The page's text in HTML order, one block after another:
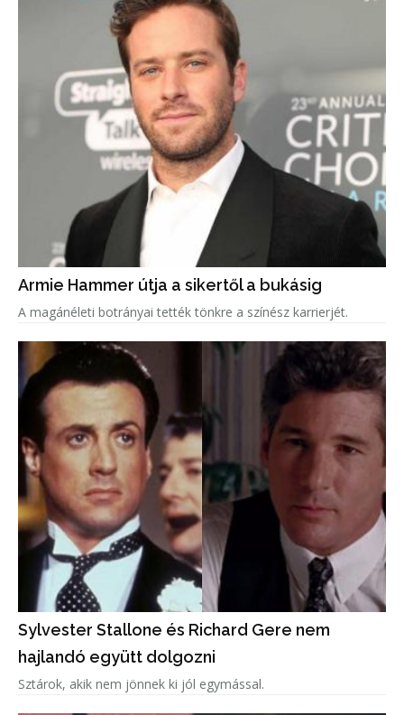
Armie Hammer útja a sikertől a bukásig
A magánéleti botrányai tették tönkre a színész karrierjét.
Sylvester Stallone és Richard Gere nem
hajlandó együtt dolgozni
Sztárok, akik nem jönnek ki jól egymással.